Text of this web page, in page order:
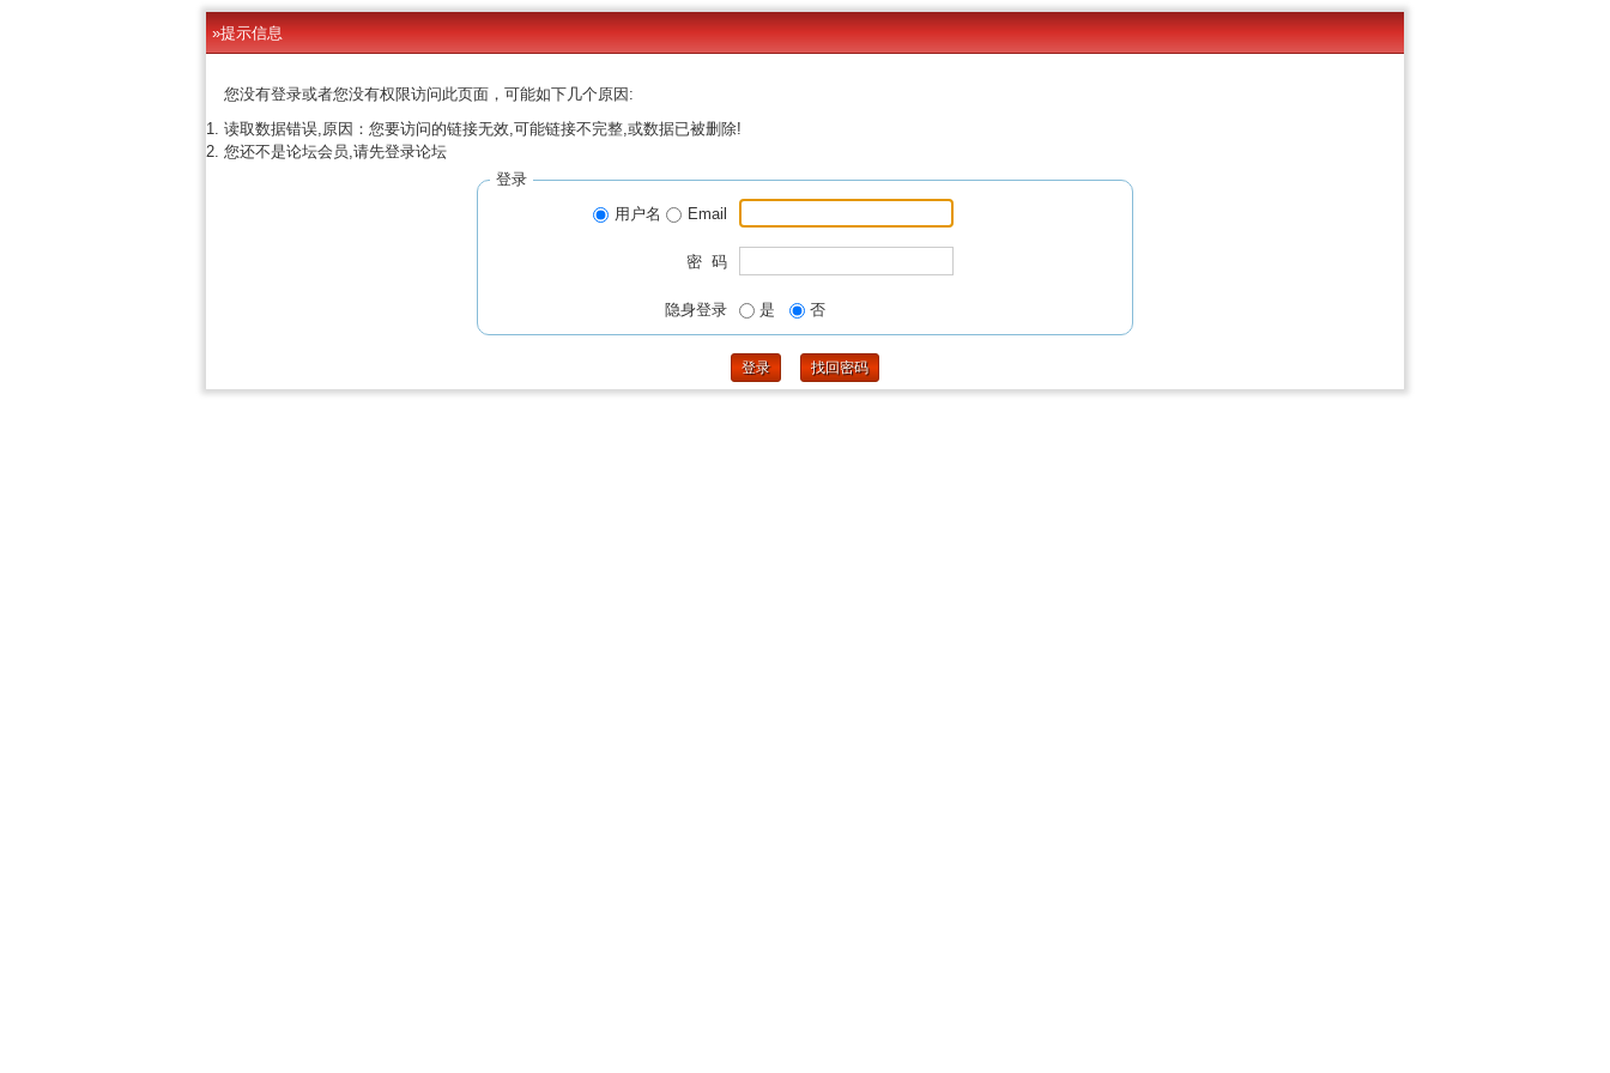
»提示信息
您没有登录或者您没有权限访问此页面，可能如下几个原因:
读取数据错误,原因：您要访问的链接无效,可能链接不完整,或数据已被删除!
您还不是论坛会员,请先登录论坛
登录
用户名
Email
密 码
隐身登录 是 否